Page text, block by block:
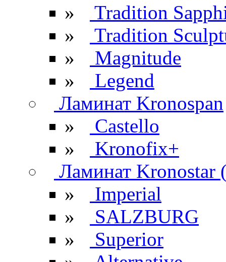
»
Tradition
»
Tradition
»
Magnitude
»
Legend
Ламинат Kronospan
»
Castello
»
Kronofix+
Ламинат Kronostar
»
Imperial
»
SALZBURG
»
Superior